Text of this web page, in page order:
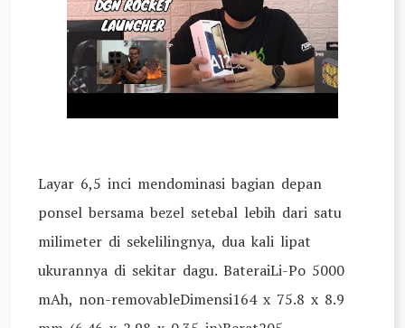
Layar 6,5 inci mendominasi bagian depan
ponsel bersama bezel setebal lebih dari satu
milimeter di sekelilingnya, dua kali lipat
ukurannya di sekitar dagu. BateraiLi-Po 5000
mAh, non-removableDimensi164 x 75.8 x 8.9